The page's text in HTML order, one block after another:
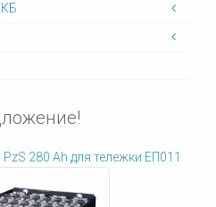
280 Ah для тележки ЕП011